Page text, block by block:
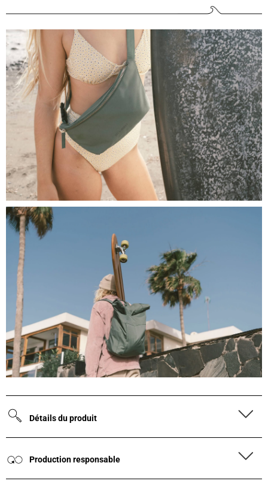
Détails du produit
Production responsable